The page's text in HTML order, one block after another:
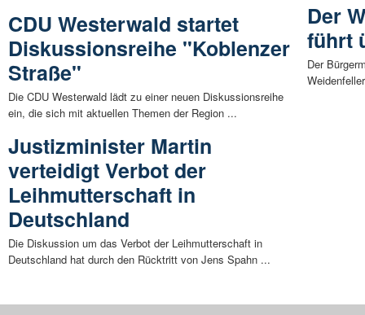
CDU Westerwald startet
Diskussionsreihe "Koblenzer
Straße"
Die CDU Westerwald lädt zu einer neuen Diskussionsreihe
ein, die sich mit aktuellen Themen der Region ...
Justizminister Martin
verteidigt Verbot der
Leihmutterschaft in
Deutschland
Die Diskussion um das Verbot der Leihmutterschaft in
Deutschland hat durch den Rücktritt von Jens Spahn ...
Der
führt
Der